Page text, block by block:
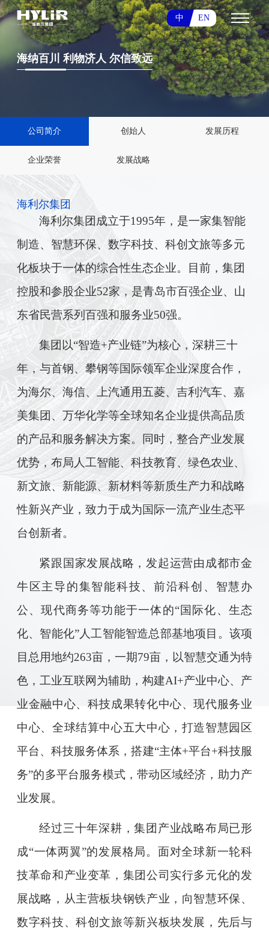
中 EN
海纳百川 利物济人 尔信致远
海纳百川 利物济人 尔信致远
海纳百川 利物济人 尔信致远
公司简介 创始人 发展历程
企业荣誉 发展战略
海利尔集团
海利尔集团成立于1995年，是一家集智能
制造、智慧环保、数字科技、科创文旅等多元
化板块于一体的综合性生态企业。目前，集团
控股和参股企业52家，是青岛市百强企业、山
东省民营系列百强和服务业50强。
集团以“智造+产业链”为核心，深耕三十
年， 与首钢、攀钢等国际领军企业深度合作，
为海尔、海信、上汽通用五菱、吉利汽车、嘉
美集团、 万华化学等全球知名企业提供高品质
的产品和服务解决方案。同时，整合产业发展
优势，布局人工智能、科技教育、绿色农业、
新文旅、新能源、新材料等新质生产力和战略
性新兴产业，致力于成为国际一流产业生态平
台创新者。
紧跟国家发展战略，发起运营由成都市金
牛区主导的集智能科技、前沿科创、智慧办
公、现代商务等功能于一体的“国际化、生态
化、智能化”人工智能智造总部基地项目。该项
目总用地约263亩，一期79亩，以智慧交通为特
色，工业互联网为辅助，构建AI+产业中心、产
业金融中心、科技成果转化中心、现代服务业
中心、全球结算中心五大中心，打造智慧园区
平台、科技服务体系，搭建“主体+平台+科技服
务”的多平台服务模式，带动区域经济，助力产
业发展。
经过三十年深耕，集团产业战略布局已形
成“一体两翼”的发展格局。面对全球新一轮科
技革命和产业变革，集团公司实行多元化的发
展战略，从主营板块钢铁产业，向智慧环保、
数字科技、科创文旅等新兴板块发展，先后与